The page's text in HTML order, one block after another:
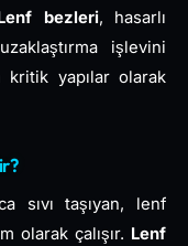
bezleri, hasarlı
işlevini
yapılar olarak
sıvı taşıyan, lenf
olarak çalışır. Lenf